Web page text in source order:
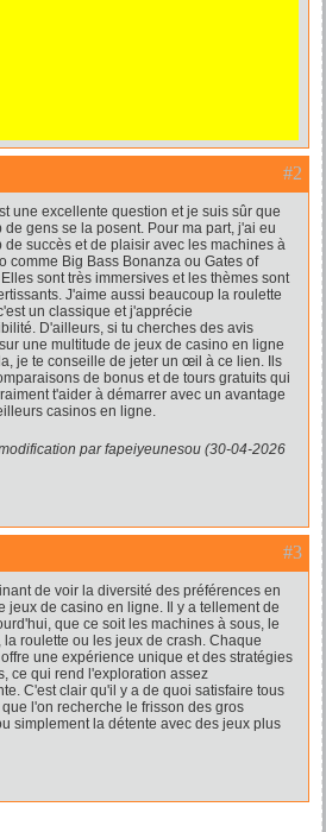
#2
une excellente question et je suis sûr que
de gens se la posent. Pour ma part, j'ai eu
de succès et de plaisir avec les machines à
comme Big Bass Bonanza ou Gates of
sont très immersives et les thèmes sont
J'aime aussi beaucoup la roulette
un classique et j'apprécie
D'ailleurs, si tu cherches des avis
une multitude de jeux de casino en ligne
je te conseille de jeter un œil à ce lien. Ils
de bonus et de tours gratuits qui
t'aider à démarrer avec un avantage
casinos en ligne.
par fapeiyeunesou (30-04-2026
#3
de voir la diversité des préférences en
jeux de casino en ligne. Il y a tellement de
que ce soit les machines à sous, le
la roulette ou les jeux de crash. Chaque
une expérience unique et des stratégies
ce qui rend l'exploration assez
C'est clair qu'il y a de quoi satisfaire tous
que l'on recherche le frisson des gros
simplement la détente avec des jeux plus